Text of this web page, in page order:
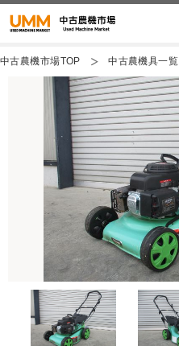
中古農機市場TOP 中古農機具一覧